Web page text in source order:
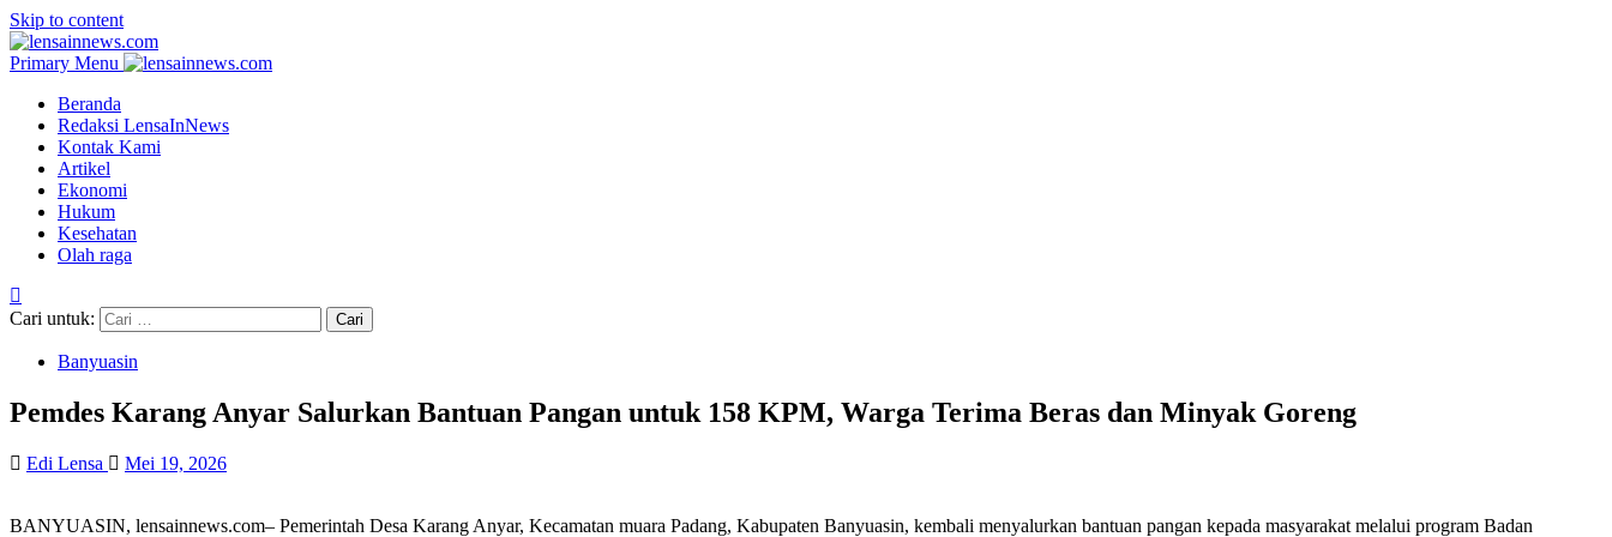
Skip to content
Primary Menu
Beranda
Redaksi LensaInNews
Kontak Kami
Artikel
Ekonomi
Hukum
Kesehatan
Olah raga
Cari untuk:
Banyuasin
Pemdes Karang Anyar Salurkan Bantuan Pangan untuk 158 KPM, Warga Terima Beras dan Minyak Goreng
Edi Lensa Mei 19, 2026
BANYUASIN, lensainnews.com– Pemerintah Desa Karang Anyar, Kecamatan muara Padang, Kabupaten Banyuasin, kembali menyalurkan bantuan pangan kepada masyarakat melalui program Badan